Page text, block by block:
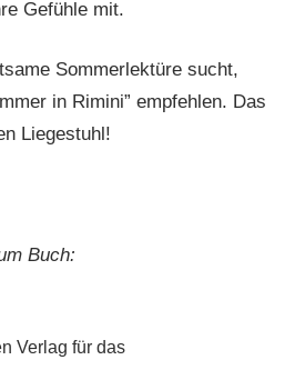
Gefühle mit.
Sommerlektüre sucht,
in Rimini” empfehlen. Das
Liegestuhl!
Buch:
Verlag für das